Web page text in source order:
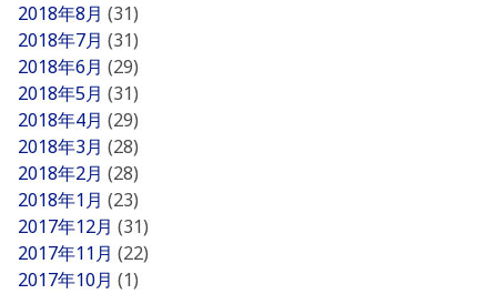
2018年8月 (31)
2018年7月 (31)
2018年6月 (29)
2018年5月 (31)
2018年4月 (29)
2018年3月 (28)
2018年2月 (28)
2018年1月 (23)
2017年12月 (31)
2017年11月 (22)
2017年10月 (1)